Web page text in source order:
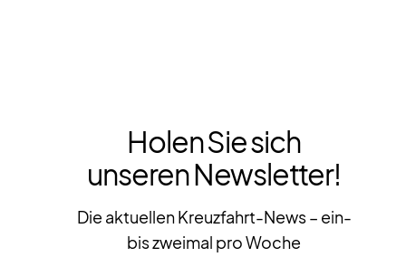
Holen Sie sich
unseren Newsletter!
Die aktuellen Kreuzfahrt-News – ein-
bis zweimal pro Woche